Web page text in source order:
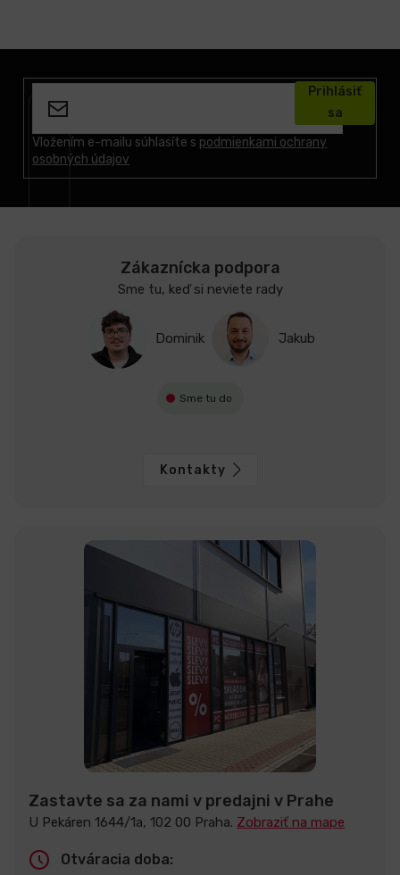
Vložením e-mailu súhlasíte s podmienkami ochrany
osobných údajov
Prihlásiť
sa
Zákaznícka podpora
Sme tu, keď si neviete rady
Dominik Jakub
Sme tu do
Kontakty
Zastavte sa za nami v predajni v Prahe
U Pekáren 1644/1a, 102 00 Praha. Zobraziť na mape
Otváracia doba: